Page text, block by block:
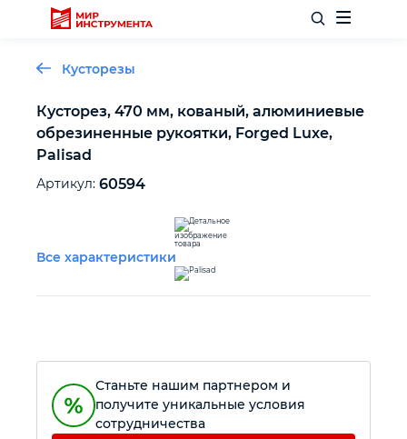
Отделочный инструмент
Слесарный инструмент
Столярный инструмент
Силовое оборудование
Кусторезы
Кусторез, 470 мм, кованый, алюминиевые
обрезиненные рукоятки, Forged Luxe,
Palisad
Артикул: 60594
Все характеристики
Станьте нашим партнером и
получите уникальные условия
сотрудничества